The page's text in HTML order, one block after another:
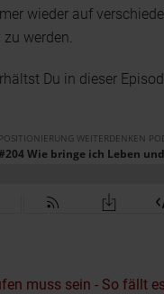
wieder auf
werden.
Du in dieser
muss sein - So fällt